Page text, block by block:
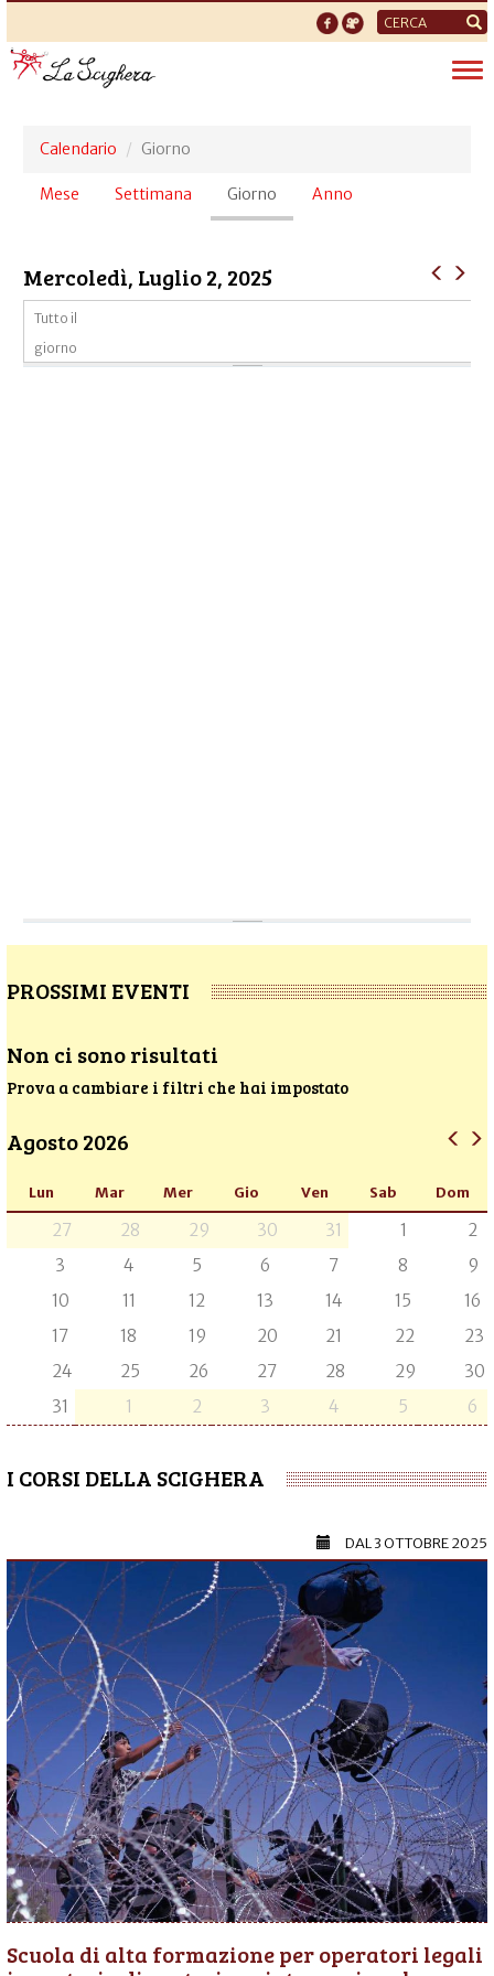
Form
di
ricerca
Calendario Giorno
Schede
Mese Settimana Giorno (scheda
attiva)
Anno
Mercoledì, Luglio 2, 2025
Tutto il
giorno
PROSSIMI EVENTI
Non ci sono risultati
Prova a cambiare i filtri che hai impostato
Agosto 2026
Lun Mar Mer Gio Ven Sab Dom
27 28 29 30 31 1
2
3
4 5 6 7 8
9
10
11 12 13 14 15
16
17
18 19 20 21 22
23
24
25 26 27 28 29
30
31
1 2 3 4 5 6
I CORSI DELLA SCIGHERA
DAL3 OTTOBRE 2025
Scuola di alta formazione per operatori legali